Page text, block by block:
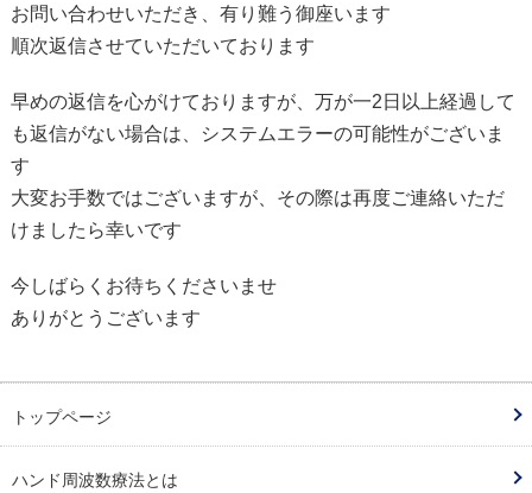
お問い合わせいただき、有り難う御座います
順次返信させていただいております
早めの返信を心がけておりますが、万が一2日以上経過して
も返信がない場合は、システムエラーの可能性がございま
す
大変お手数ではございますが、その際は再度ご連絡いただ
けましたら幸いです
今しばらくお待ちくださいませ
ありがとうございます
トップページ
ハンド周波数療法とは